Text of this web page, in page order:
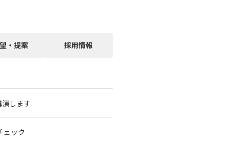
・提案 採用情報
します
ェック